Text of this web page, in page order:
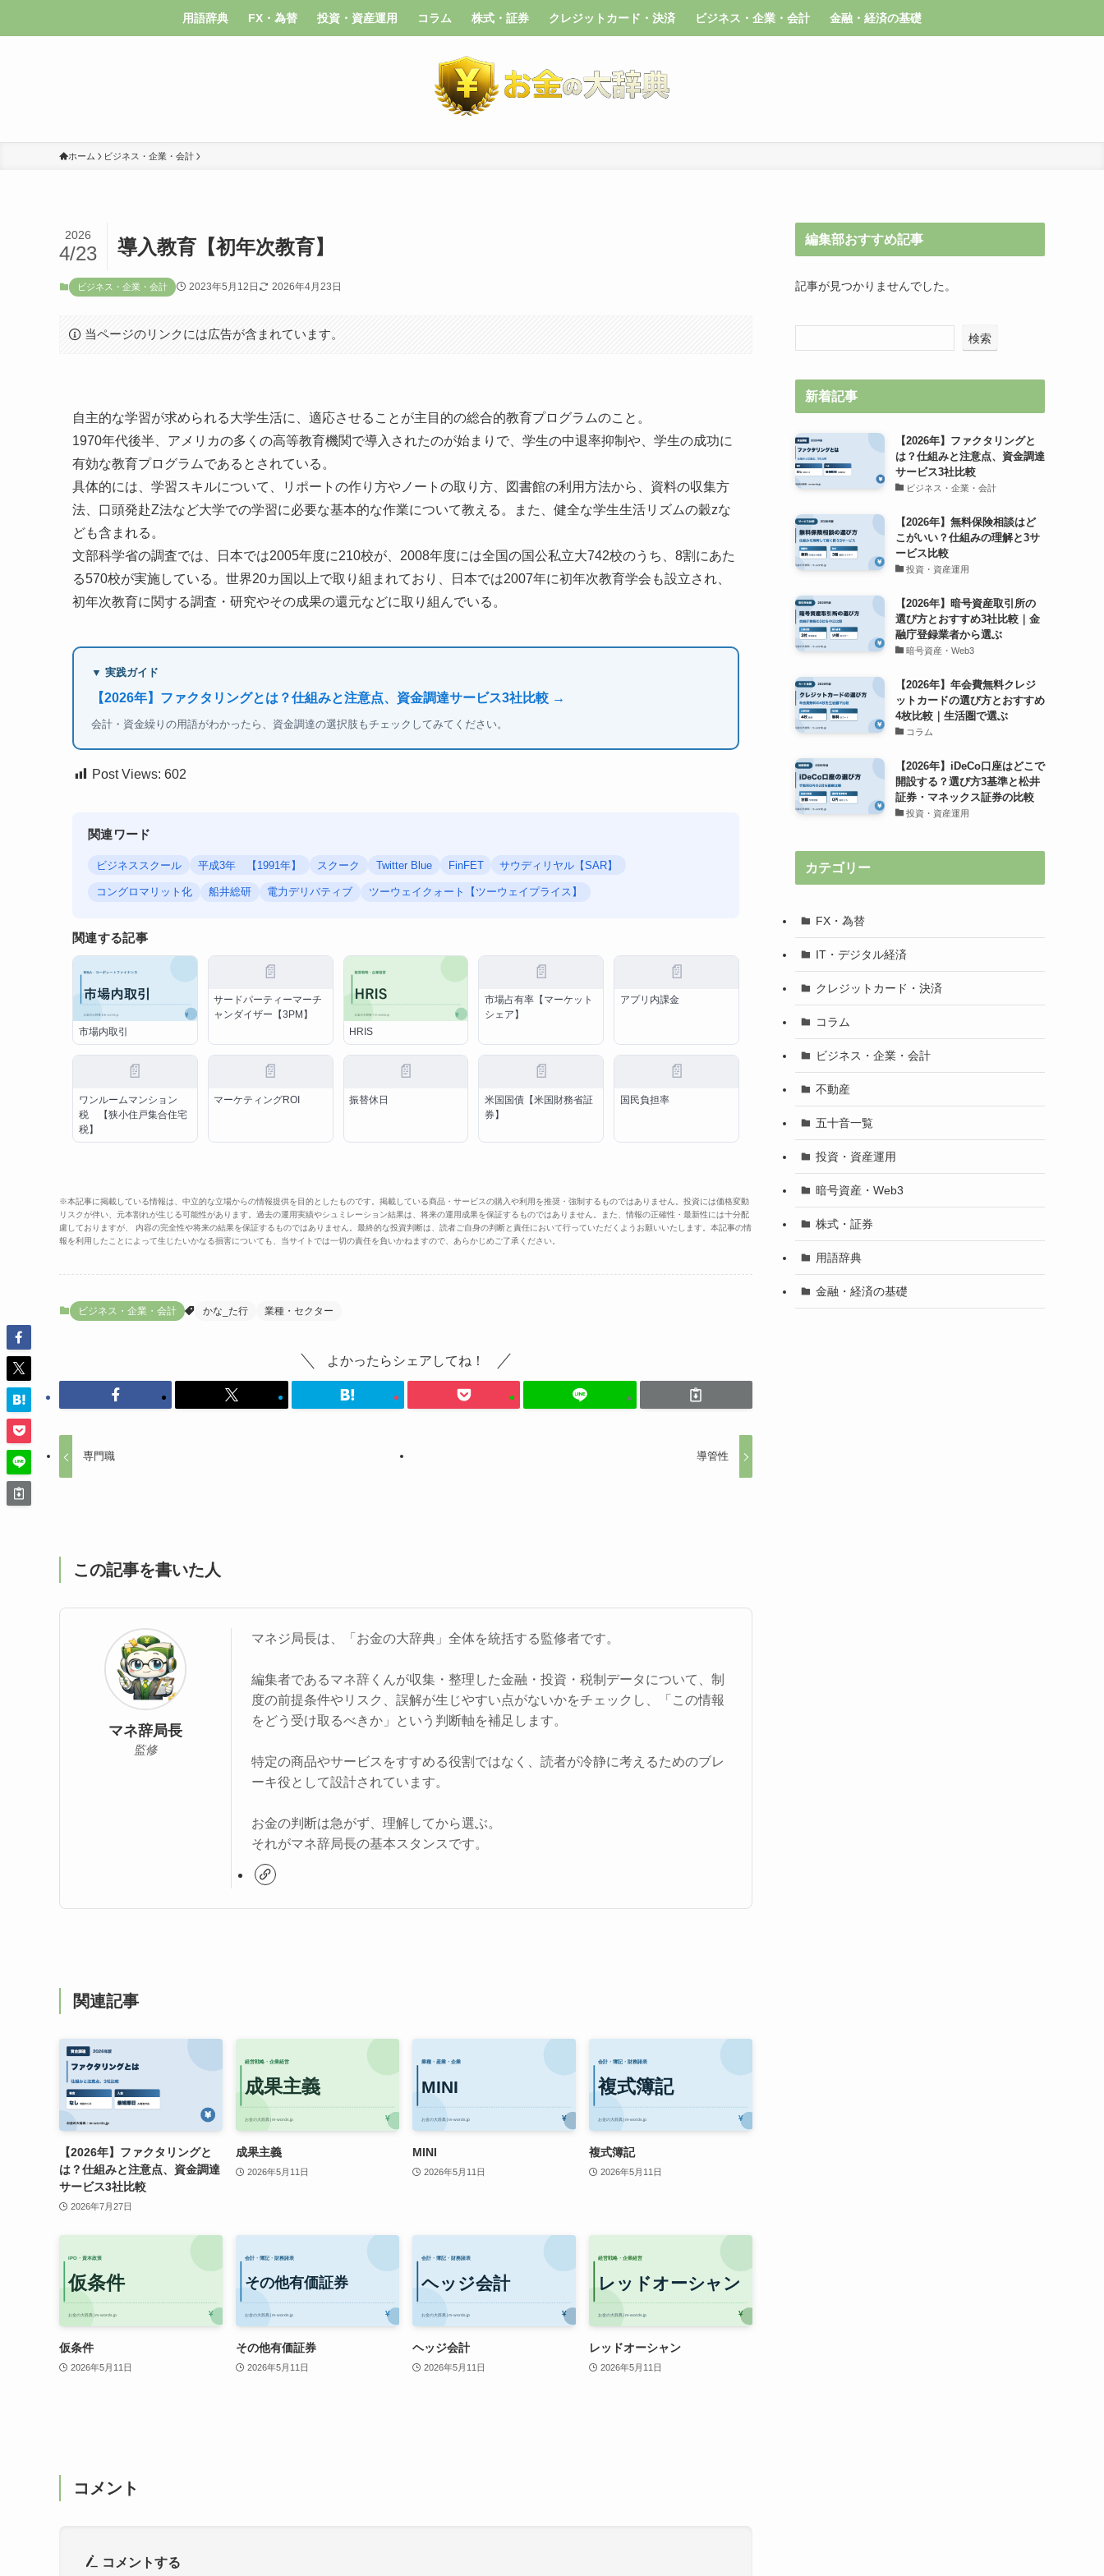
用語辞典 FX・為替 投資・資産運用 コラム 株式・証券 クレジットカード・決済 ビジネス・企業・会計 金融・経済の基礎
ホーム ビジネス・企業・会計
導入教育【初年次教育】
2026
4/23
ビジネス・企業・会計 2023年5月12日 2026年4月23日
当ページのリンクには広告が含まれています。
自主的な学習が求められる大学生活に、適応させることが主目的の総合的教育プログラムのこと。
1970年代後半、アメリカの多くの高等教育機関で導入されたのが始まりで、学生の中退率抑制や、学生の成功に
有効な教育プログラムであるとされている。
具体的には、学習スキルについて、リポートの作り方やノートの取り方、図書館の利用方法から、資料の収集方
法、口頭発赴Z法など大学での学習に必要な基本的な作業について教える。また、健全な学生生活リズムの穀zな
ども含まれる。
文部科学省の調査では、日本では2005年度に210校が、2008年度には全国の国公私立大742校のうち、8割にあた
る570校が実施している。世界20カ国以上で取り組まれており、日本では2007年に初年次教育学会も設立され、
初年次教育に関する調査・研究やその成果の還元などに取り組んでいる。
▼ 実践ガイド
【2026年】ファクタリングとは？仕組みと注意点、資金調達サービス3社比較 →
会計・資金繰りの用語がわかったら、資金調達の選択肢もチェックしてみてください。
Post Views: 602
関連ワード
ビジネススクール 平成3年 【1991年】 スクーク Twitter Blue FinFET サウディリヤル【SAR】
コングロマリット化 船井総研 電力デリバティブ ツーウェイクォート【ツーウェイプライス】
関連する記事
市場内取引
📄
サードパーティーマーチ
ャンダイザー【3PM】
HRIS
📄
市場占有率【マーケット
シェア】
📄
アプリ内課金
📄
ワンルームマンション
税 【狭小住戸集合住宅
税】
📄
マーケティングROI
📄
振替休日
📄
米国国債【米国財務省証
券】
📄
国民負担率
※本記事に掲載している情報は、中立的な立場からの情報提供を目的としたものです。掲載している商品・サービスの購入や利用を推奨・強制するものではありません。投資には価格変動
リスクが伴い、元本割れが生じる可能性があります。過去の運用実績やシュミレーション結果は、将来の運用成果を保証するものではありません。また、情報の正確性・最新性には十分配
慮しておりますが、 内容の完全性や将来の結果を保証するものではありません。最終的な投資判断は、読者ご自身の判断と責任において行っていただくようお願いいたします。本記事の情
報を利用したことによって生じたいかなる損害についても、当サイトでは一切の責任を負いかねますので、あらかじめご了承ください。
ビジネス・企業・会計 かな_た行 業種・セクター
よかったらシェアしてね！
専門職 導管性
この記事を書いた人
マネ辞局長
監修
マネジ局長は、「お金の大辞典」全体を統括する監修者です。
編集者であるマネ辞くんが収集・整理した金融・投資・税制データについて、制
度の前提条件やリスク、誤解が生じやすい点がないかをチェックし、「この情報
をどう受け取るべきか」という判断軸を補足します。
特定の商品やサービスをすすめる役割ではなく、読者が冷静に考えるためのブレ
ーキ役として設計されています。
お金の判断は急がず、理解してから選ぶ。
それがマネ辞局長の基本スタンスです。
関連記事
【2026年】ファクタリングと
は？仕組みと注意点、資金調達
サービス3社比較
2026年7月27日
成果主義
2026年5月11日
MINI
2026年5月11日
複式簿記
2026年5月11日
仮条件
2026年5月11日
その他有価証券
2026年5月11日
ヘッジ会計
2026年5月11日
レッドオーシャン
2026年5月11日
コメント
コメントする
編集部おすすめ記事
記事が見つかりませんでした。
検索
新着記事
【2026年】ファクタリングと
は？仕組みと注意点、資金調達
サービス3社比較
ビジネス・企業・会計
【2026年】無料保険相談はど
こがいい？仕組みの理解と3サ
ービス比較
投資・資産運用
【2026年】暗号資産取引所の
選び方とおすすめ3社比較｜金
融庁登録業者から選ぶ
暗号資産・Web3
【2026年】年会費無料クレジ
ットカードの選び方とおすすめ
4枚比較｜生活圏で選ぶ
コラム
【2026年】iDeCo口座はどこで
開設する？選び方3基準と松井
証券・マネックス証券の比較
投資・資産運用
カテゴリー
FX・為替
IT・デジタル経済
クレジットカード・決済
コラム
ビジネス・企業・会計
不動産
五十音一覧
投資・資産運用
暗号資産・Web3
株式・証券
用語辞典
金融・経済の基礎